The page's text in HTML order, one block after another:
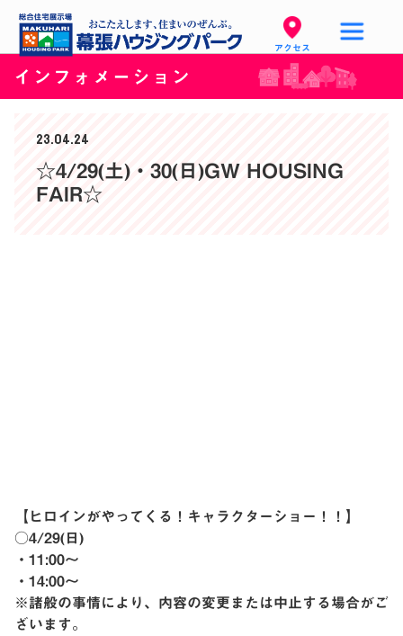
アクセス
インフォメーション
23.04.24
☆4/29(土)・30(日)GW HOUSING
FAIR☆
【ヒロインがやってくる！キャラクターショー！！】
○4/29(日)
・11:00〜
・14:00〜
※諸般の事情により、内容の変更または中止する場合がご
ざいます。